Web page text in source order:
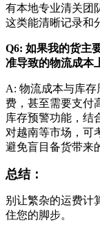
有本地专业清关团
这类能清晰记录和
Q6: 如果我的货主
准导致的物流成本
A: 物流成本与库
费，甚至需要支付
库存预警功能，结
对越南等市场，可
避免盲目备货带来
总结：
别让繁杂的运费计
住您的脚步。